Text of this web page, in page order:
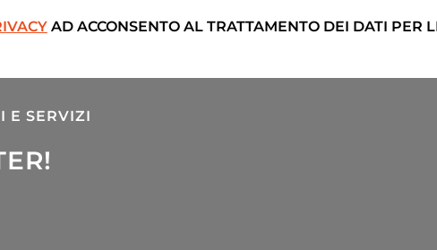
AD ACCONSENTO AL TRATTAMENTO DEI DATI PER
E SERVIZI